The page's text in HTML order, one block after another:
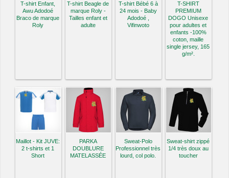
T-shirt Enfant,
Awu Adodoé
Braco de marque
Roly
T-shirt Beagle de
marque Roly -
Tailles enfant et
adulte
T-shirt Bébé 6 à
24 mois - Baby
Adodoé ,
Vifinwoto
T-SHIRT
PREMIUM
DOGO Unisexe
pour adultes et
enfants -100%
coton, maille
single jersey, 165
g/m².
Maillot - Kit JUVE:
2 t-shirts et 1
Short
PARKA
DOUBLURE
MATELASSÉE
Sweat-Polo
Professionnel très
lourd, col polo.
Sweat-shirt zippé
1/4 très doux au
toucher